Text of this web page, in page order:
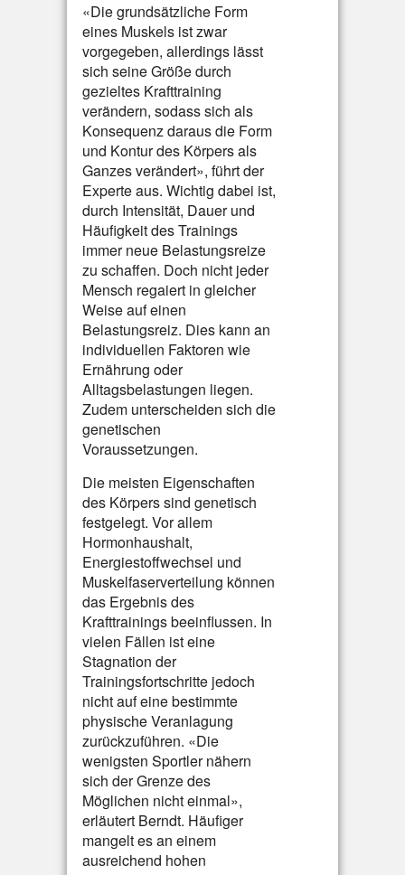
«Die grundsätzliche Form
eines Muskels ist zwar
vorgegeben, allerdings lässt
sich seine Größe durch
gezieltes Krafttraining
verändern, sodass sich als
Konsequenz daraus die Form
und Kontur des Körpers als
Ganzes verändert», führt der
Experte aus. Wichtig dabei ist,
durch Intensität, Dauer und
Häufigkeit des Trainings
immer neue Belastungsreize
zu schaffen. Doch nicht jeder
Mensch regaiert in gleicher
Weise auf einen
Belastungsreiz. Dies kann an
individuellen Faktoren wie
Ernährung oder
Alltagsbelastungen liegen.
Zudem unterscheiden sich die
genetischen
Voraussetzungen.
Die meisten Eigenschaften
des Körpers sind genetisch
festgelegt. Vor allem
Hormonhaushalt,
Energiestoffwechsel und
Muskelfaserverteilung können
das Ergebnis des
Krafttrainings beeinflussen. In
vielen Fällen ist eine
Stagnation der
Trainingsfortschritte jedoch
nicht auf eine bestimmte
physische Veranlagung
zurückzuführen. «Die
wenigsten Sportler nähern
sich der Grenze des
Möglichen nicht einmal»,
erläutert Berndt. Häufiger
mangelt es an einem
ausreichend hohen